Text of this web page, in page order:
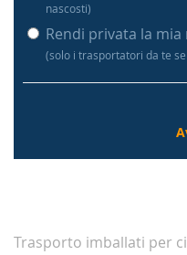
nascosti)
Rendi privata la mia
(solo i trasportatori da te
Trasporto imballati per